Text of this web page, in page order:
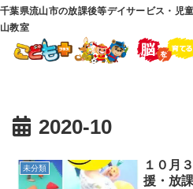
千葉県流山市の放課後等デイサービス・児
山教室
2020-10
未分類
１０月
援・放